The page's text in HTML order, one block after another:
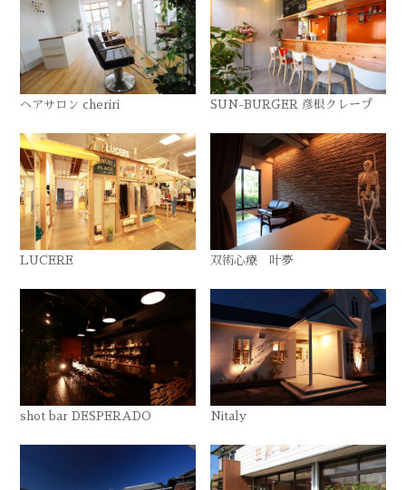
ヘアサロン cheriri SUN-BURGER 彦根クレープ
LUCERE 双術心療 叶夢
shot bar DESPERADO Nitaly